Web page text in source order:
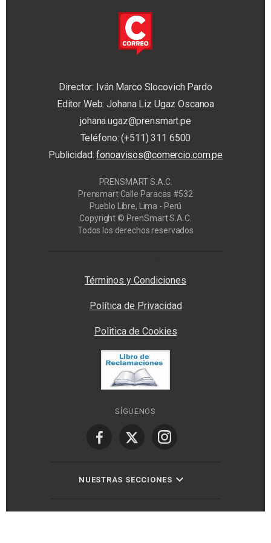
Director: Iván Marco Slocovich Pardo
Editor Web: Johana Liz Ugaz Oscanoa
johana.ugaz@prensmart.pe
Teléfono: (+511) 311 6500
Publicidad:fonoavisos@comercio.com.pe
PRENSMART S.A.C.
Prensmart Calle Paracas #532
Pueblo Libre, Lima - Perú
Copyright © PrenSmart S.A.C.
Todos los derechos reservados
Términos y Condiciones
Política de Privacidad
Politica de Cookies
SÍGUENOS
NUESTRAS SECCIONES